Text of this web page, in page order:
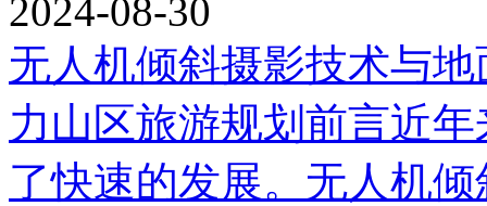
2024-08-30
无人机倾斜摄影技术与
力山区旅游规划前言近
了快速的发展。无人机